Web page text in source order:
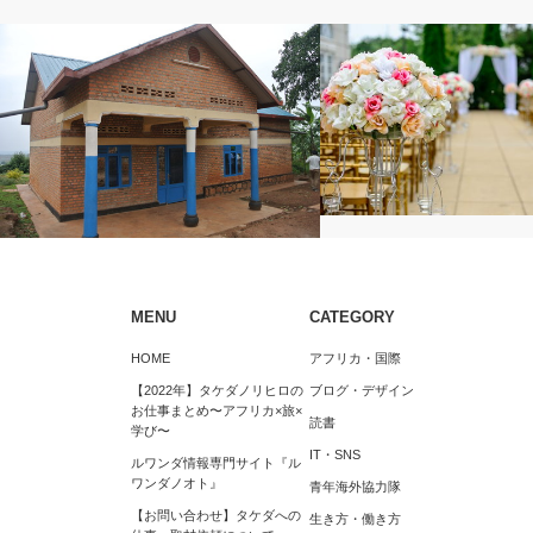
ルワンダ事件簿①来月から働く職場と住
む家を見てきたけど不安しかない。
場を探してみた～式場探し
MENU
HOME
【2022年】タケダノリヒロの
お仕事まとめ〜アフリカ×旅×
学び〜
ルワンダ情報専門サイト『ル
ワンダノオト』
【お問い合わせ】タケダへの
CATEGORY
アフリカ・国際
ブログ・デザイン
読書
IT・SNS
青年海外協力隊
生き方・働き方